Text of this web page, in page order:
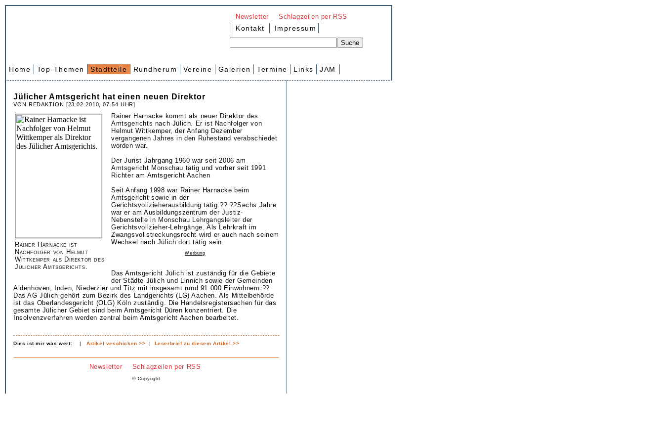
Newsletter Schlagzeilen per RSS
Kontakt Impressum
Home Top-Themen Stadtteile Rundherum Vereine Galerien Termine Links JAM
Jülicher Amtsgericht hat einen neuen Direktor
VON REDAKTION [23.02.2010, 07.54 UHR]
Rainer Harnacke ist
Nachfolger von Helmut
Wittkemper als Direktor des
Jülicher Amtsgerichts.
Rainer Harnacke kommt als neuer Direktor des
Amtsgerichts nach Jülich. Er ist Nachfolger von
Helmut Wittkemper, der Anfang Dezember
vergangenen Jahres in den Ruhestand verabschiedet
worden war.
Der Jurist Jahrgang 1960 war seit 2006 am
Amtsgericht Monschau tätig und vorher seit 1991
Richter am Amtsgericht Aachen
Seit Anfang 1998 war Rainer Harnacke beim
Amtsgericht sowie in der
Gerichtsvollzieherausbildung tätig.?? ??Sechs Jahre
war er am Ausbildungszentrum der Justiz-
Nebenstelle in Monschau Lehrgangsleiter der
Gerichtsvollzieher-Lehrgänge. Als Lehrkraft im
Zwangsvollstreckungsrecht wird er auch nach seinem
Wechsel nach Jülich dort tätig sein.
Werbung
Das Amtsgericht Jülich ist zuständig für die Gebiete
der Städte Jülich und Linnich sowie der Gemeinden
Aldenhoven, Inden, Niederzier und Titz mit insgesamt rund 91 000 Einwohnern.??
Das AG Jülich gehört zum Bezirk des Landgerichts (LG) Aachen. Als Mittelbehörde
ist das Oberlandesgericht (OLG) Köln zuständig. Die Handelsregistersachen für das
gesamte Jülicher Gebiet sind beim Amtsgericht Düren konzentriert. Die
Insolvenzverfahren werden zentral beim Amtsgericht Aachen bearbeitet.
Dies ist mir was wert: |Artikel veschicken >> | Leserbrief zu diesem Artikel >>
Newsletter Schlagzeilen per RSS
© Copyright